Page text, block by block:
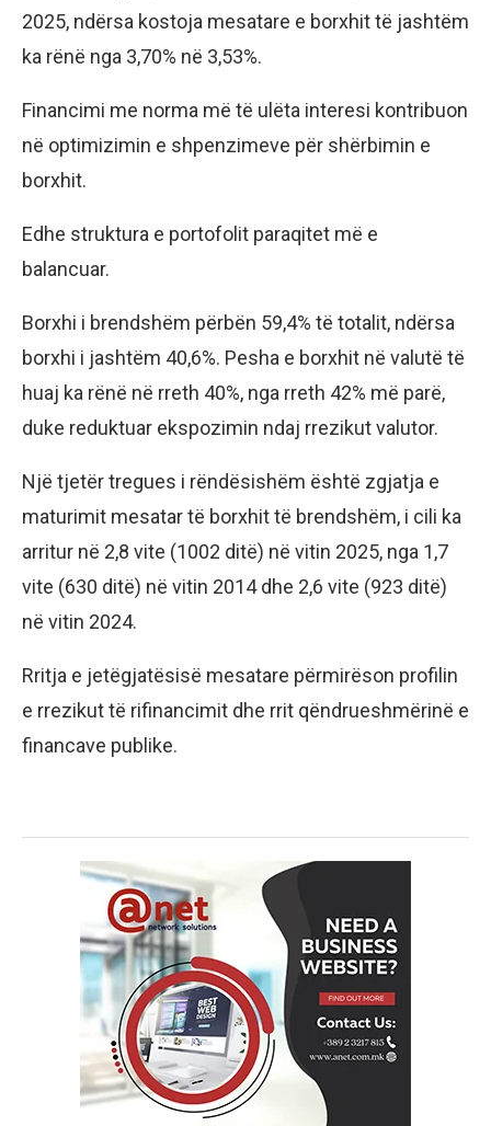
2025, ndërsa kostoja mesatare e borxhit të jashtëm
ka rënë nga 3,70% në 3,53%.
Financimi me norma më të ulëta interesi kontribuon
në optimizimin e shpenzimeve për shërbimin e
borxhit.
Edhe struktura e portofolit paraqitet më e
balancuar.
Borxhi i brendshëm përbën 59,4% të totalit, ndërsa
borxhi i jashtëm 40,6%. Pesha e borxhit në valutë të
huaj ka rënë në rreth 40%, nga rreth 42% më parë,
duke reduktuar ekspozimin ndaj rrezikut valutor.
Një tjetër tregues i rëndësishëm është zgjatja e
maturimit mesatar të borxhit të brendshëm, i cili ka
arritur në 2,8 vite (1002 ditë) në vitin 2025, nga 1,7
vite (630 ditë) në vitin 2014 dhe 2,6 vite (923 ditë)
në vitin 2024.
Rritja e jetëgjatësisë mesatare përmirëson profilin
e rrezikut të rifinancimit dhe rrit qëndrueshmërinë e
financave publike.